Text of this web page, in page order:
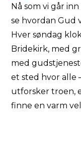
Nå som vi går
se hvordan Gud
Hver søndag
Bridekirk, med
med
et sted hvor alle
utforsker troen,
finne en varm